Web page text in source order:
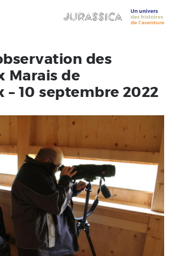
des
Marais de
– 10 septembre 2022